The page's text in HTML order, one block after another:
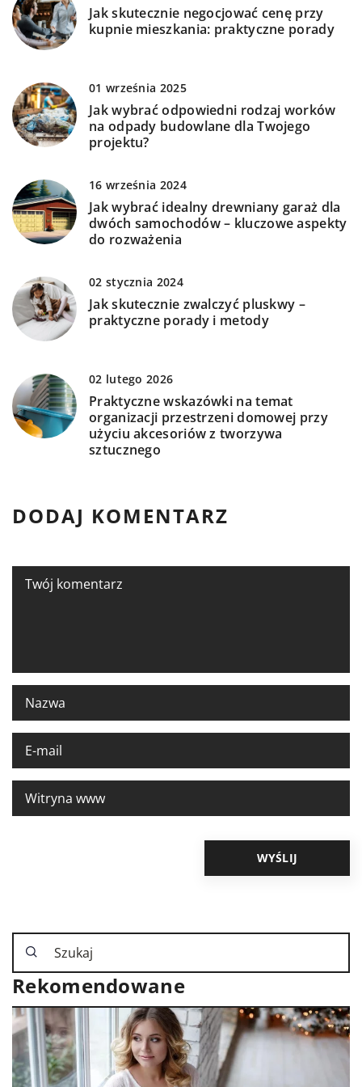
Jak skutecznie negocjować cenę przy
kupnie mieszkania: praktyczne porady
01 września 2025
Jak wybrać odpowiedni rodzaj worków
na odpady budowlane dla Twojego
projektu?
16 września 2024
Jak wybrać idealny drewniany garaż dla
dwóch samochodów – kluczowe aspekty
do rozważenia
02 stycznia 2024
Jak skutecznie zwalczyć pluskwy –
praktyczne porady i metody
02 lutego 2026
Praktyczne wskazówki na temat
organizacji przestrzeni domowej przy
użyciu akcesoriów z tworzywa
sztucznego
DODAJ KOMENTARZ
Rekomendowane